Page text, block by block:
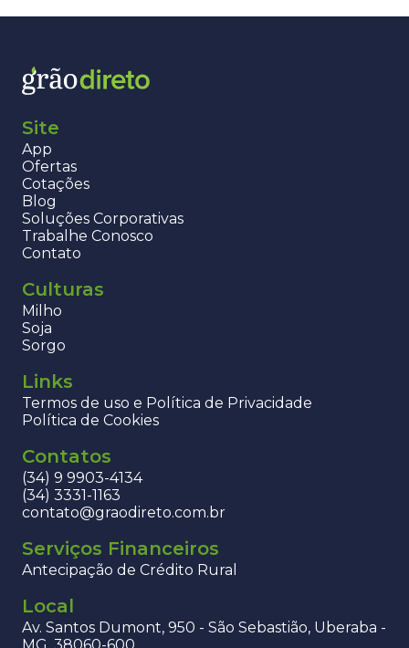
Site
App
Ofertas
Cotações
Blog
Soluções Corporativas
Trabalhe Conosco
Contato
Culturas
Milho
Soja
Sorgo
Links
Termos de uso e Política de Privacidade
Política de Cookies
Contatos
(34) 9 9903-4134
(34) 3331-1163
contato@graodireto.com.br
Serviços Financeiros
Antecipação de Crédito Rural
Local
Av. Santos Dumont, 950 - São Sebastião, Uberaba -